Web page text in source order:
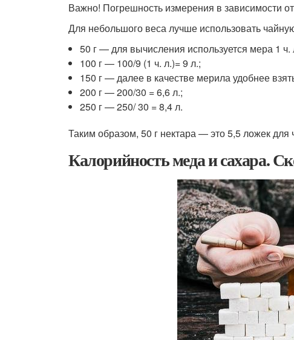
Важно! Погрешность измерения в зависимости
Для небольшого веса лучше использовать
50 г — для вычисления используется мера 1
100 г — 100/9 (1 ч. л.)= 9 л.;
150 г — далее в качестве мерила удобнее
200 г — 200/30 = 6,6 л.;
250 г — 250/ 30 = 8,4 л.
Таким образом, 50 г нектара — это 5,5 ложек
Калорийность меда и сахара.